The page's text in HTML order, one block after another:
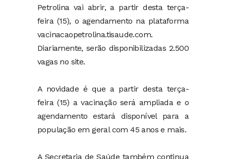
Petrolina vai abrir, a partir desta terça-
feira (15), o agendamento na plataforma
vacinacaopetrolina.tisaude.com.
Diariamente, serão disponibilizadas 2.500
vagas no site.
A novidade é que a partir desta terça-
feira (15) a vacinação será ampliada e o
agendamento estará disponível para a
população em geral com 45 anos e mais.
A Secretaria de Saúde também continua